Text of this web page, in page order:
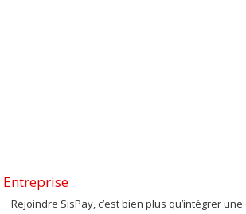
Entreprise
Rejoindre SisPay, c’est bien plus qu’intégrer